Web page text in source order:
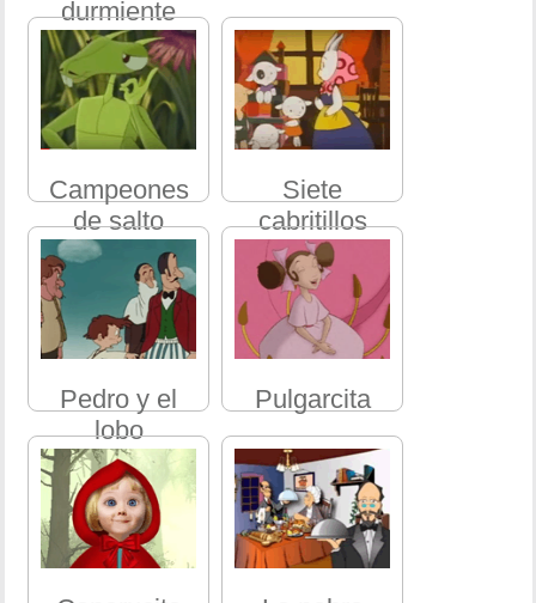
durmiente
Campeones
de salto
Siete
cabritillos
Pedro y el
lobo
Pulgarcita